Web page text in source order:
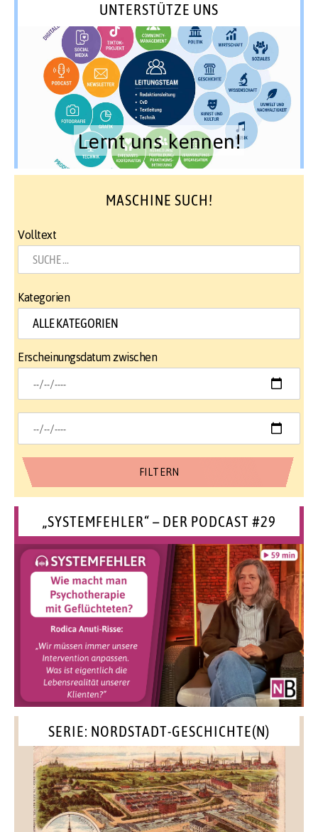
UNTERSTÜTZE UNS
Lernt uns kennen!
MASCHINE SUCH!
Volltext
Kategorien
Erscheinungsdatum zwischen
„SYSTEMFEHLER“ – DER PODCAST #29
SERIE: NORDSTADT-GESCHICHTE(N)